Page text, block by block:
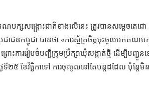
ក្សសង្គ្រោះជាតិខាងលើនេះ ត្រូវបានសម្តេចតេជោ
ាជនកម្ពុជា បានថា «ការស្ម័គ្រចិត្តចុះចូលមកគណបក្
ព្រោះការរៀបចំបញ្ជីក្រុមប្រឹក្សាឃុំសង្កាត់ថ្មី ដើម្បីបញ្ជូន
ៃទី២៥ ខែវិច្ឆិកាទៅ ការចុះចូលនៅតែបន្តដដែល ប៉ុន្តែមិ